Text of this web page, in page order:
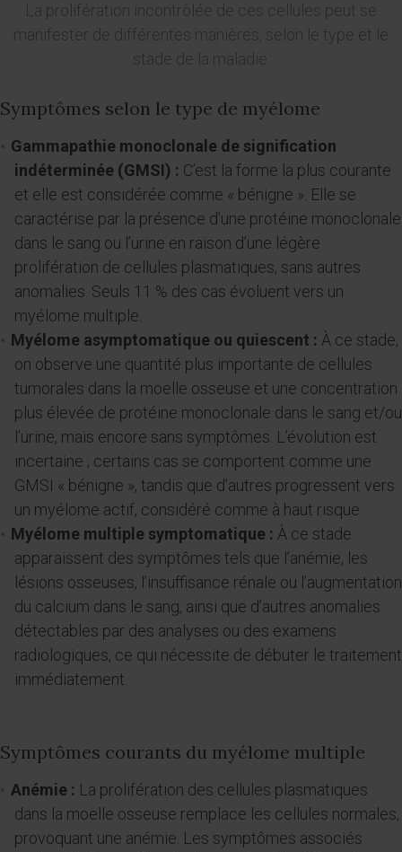
La prolifération incontrôlée de ces cellules peut se
manifester de différentes manières, selon le type et le
stade de la maladie.
Symptômes selon le type de myélome
Gammapathie monoclonale de signification
indéterminée (GMSI) : C’est la forme la plus courante
et elle est considérée comme « bénigne ». Elle se
caractérise par la présence d’une protéine monoclonale
dans le sang ou l’urine en raison d’une légère
prolifération de cellules plasmatiques, sans autres
anomalies. Seuls 11 % des cas évoluent vers un
myélome multiple.
Myélome asymptomatique ou quiescent : À ce stade,
on observe une quantité plus importante de cellules
tumorales dans la moelle osseuse et une concentration
plus élevée de protéine monoclonale dans le sang et/ou
l’urine, mais encore sans symptômes. L’évolution est
incertaine ; certains cas se comportent comme une
GMSI « bénigne », tandis que d’autres progressent vers
un myélome actif, considéré comme à haut risque.
Myélome multiple symptomatique : À ce stade
apparaissent des symptômes tels que l’anémie, les
lésions osseuses, l’insuffisance rénale ou l’augmentation
du calcium dans le sang, ainsi que d’autres anomalies
détectables par des analyses ou des examens
radiologiques, ce qui nécessite de débuter le traitement
immédiatement.
Symptômes courants du myélome multiple
Anémie : La prolifération des cellules plasmatiques
dans la moelle osseuse remplace les cellules normales,
provoquant une anémie. Les symptômes associés